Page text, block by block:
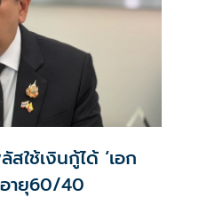
ใช้เงินกู้ได้ ‘เอก
ายุ60/40